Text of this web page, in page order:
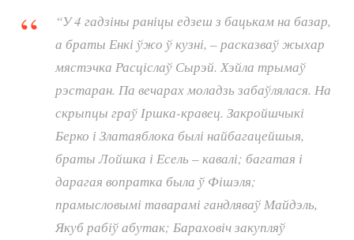
“У 4 гадзіны раніцы едзеш з бацькам на базар,
а браты Енкі ўжо ў кузні, – расказваў жыхар
мястэчка Расціслаў Сырэй. Хэйла трымаў
рэстаран. Па вечарах моладзь забаўлялася. На
скрыпцы граў Іршка-кравец. Закройшчыкі
Берко і Златаяблока былі найбагацейшыя,
браты Лойшка і Есель – кавалі; багатая і
дарагая вопратка была ў Фішэля;
прамысловымі таварамі гандляваў Майдэль,
Якуб рабіў абутак; Бараховіч закупляў